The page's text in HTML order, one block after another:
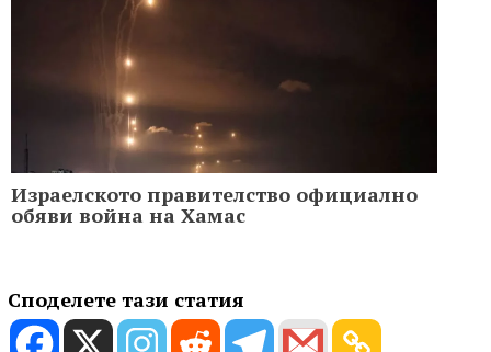
Израелското правителство официално
обяви война на Хамас
Споделете тази статия